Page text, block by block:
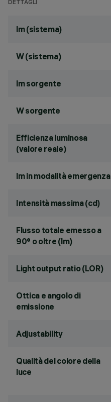
DETTAGLI
lm (sistema)
W (sistema)
lm sorgente
W sorgente
Efficienza luminosa
(valore reale)
lm in modalità emergenza
Intensità massima (cd)
Flusso totale emesso a
90° o oltre (lm)
Light output ratio (LOR)
Ottica e angolo di
emissione
Adjustability
Qualità del colore della
luce